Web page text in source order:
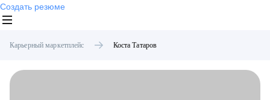
Создать резюме
Карьерный маркетплейс Коста Татаров